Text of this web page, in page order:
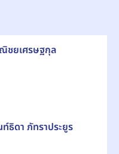
ชยเศรษฐกุล
ดา ภัทราประยูร